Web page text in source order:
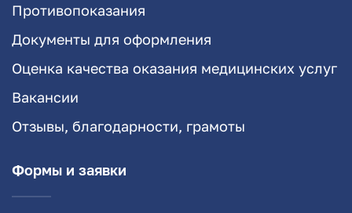
Противопоказания
Документы для оформления
Оценка качества оказания медицинских услуг
Вакансии
Отзывы, благодарности, грамоты
Формы и заявки